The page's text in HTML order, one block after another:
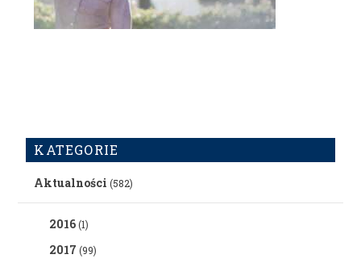
KATEGORIE
Aktualności (582)
2016(1)
2017 (99)